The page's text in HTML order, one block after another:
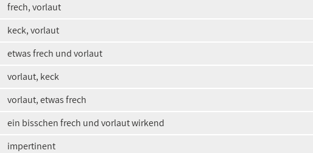
frech, vorlaut
keck, vorlaut
etwas frech und vorlaut
vorlaut, keck
vorlaut, etwas frech
ein bisschen frech und vorlaut wirkend
impertinent